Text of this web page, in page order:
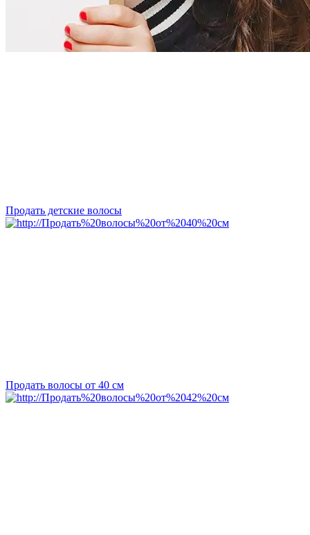
Продать детские волосы
Продать волосы от 40 см